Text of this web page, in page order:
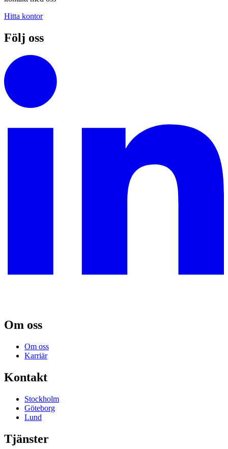
Hitta kontor
Följ oss
Om oss
Om oss
Karriär
Kontakt
Stockholm
Göteborg
Lund
Tjänster